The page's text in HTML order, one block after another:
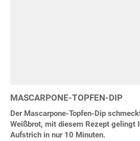
MASCARPONE-TOPFEN-DIP
Der Mascarpone-Topfen-Dip
Weißbrot, mit diesem Rezept gelingt
Aufstrich in nur 10 Minuten.